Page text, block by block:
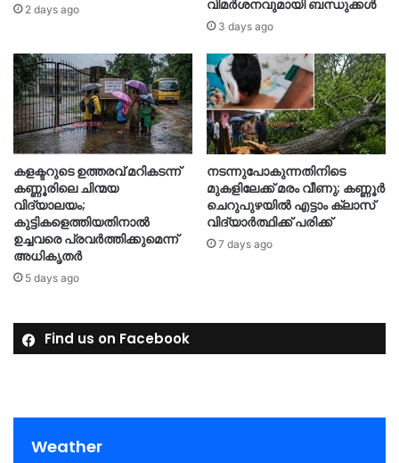
2 days ago
വിമർശനവുമായി ബന്ധുക്കൾ
3 days ago
കളക്ടറുടെ ഉത്തരവ് മറികടന്ന്
കണ്ണൂരിലെ ചിന്മയ
വിദ്യാലയം;
കുട്ടികളെത്തിയതിനാൽ
ഉച്ചവരെ പ്രവർത്തിക്കുമെന്ന്
അധികൃതർ
5 days ago
നടന്നുപോകുന്നതിനിടെ
മുകളിലേക്ക് മരം വീണു; കണ്ണൂർ
ചെറുപുഴയിൽ എട്ടാം ക്ലാസ്
വിദ്യാർത്ഥിക്ക് പരിക്ക്
7 days ago
Find us on Facebook
Weather